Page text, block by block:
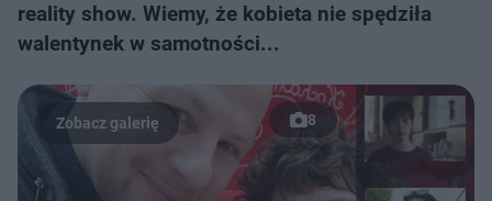
reality show. Wiemy, że kobieta nie spędziła
walentynek w samotności...
8